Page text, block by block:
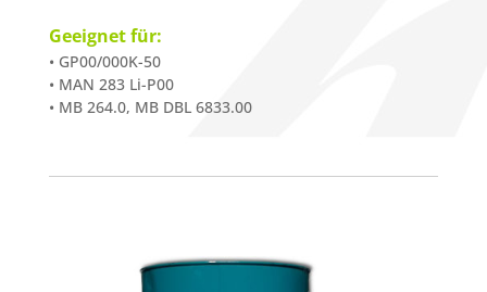
Geeignet für:
• GP00/000K-50
• MAN 283 Li-P00
• MB 264.0, MB DBL 6833.00